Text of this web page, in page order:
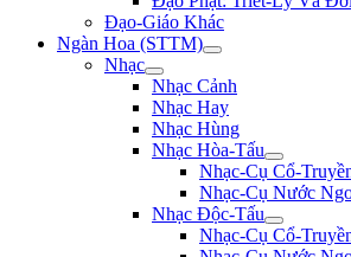
Đạo-Giáo Khác
Ngàn Hoa (STTM)
Nhạc
Nhạc Cảnh
Nhạc Hay
Nhạc Hùng
Nhạc Hòa-Tấu
Nhạc-Cụ Cổ-
Nhạc-Cụ Nước
Nhạc Độc-Tấu
Nhạc-Cụ Cổ-